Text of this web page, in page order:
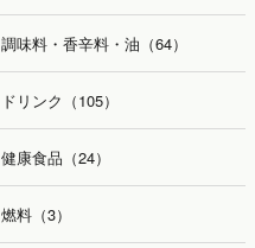
調味料・香辛料・油（64）
ドリンク（105）
健康食品（24）
燃料（3）